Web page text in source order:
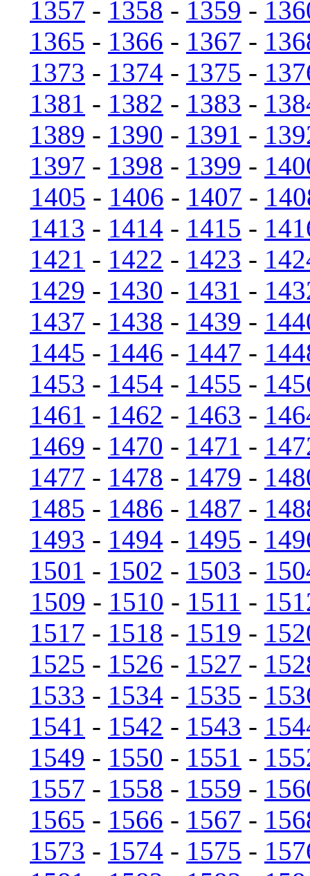
1357 - 1358 - 1359 -
1365 - 1366 - 1367 -
1373 - 1374 - 1375 -
1381 - 1382 - 1383 -
1389 - 1390 - 1391 -
1397 - 1398 - 1399 -
1405 - 1406 - 1407 -
1413 - 1414 - 1415 -
1421 - 1422 - 1423 -
1429 - 1430 - 1431 -
1437 - 1438 - 1439 -
1445 - 1446 - 1447 -
1453 - 1454 - 1455 -
1461 - 1462 - 1463 -
1469 - 1470 - 1471 -
1477 - 1478 - 1479 -
1485 - 1486 - 1487 -
1493 - 1494 - 1495 -
1501 - 1502 - 1503 -
1509 - 1510 - 1511 -
1517 - 1518 - 1519 -
1525 - 1526 - 1527 -
1533 - 1534 - 1535 -
1541 - 1542 - 1543 -
1549 - 1550 - 1551 -
1557 - 1558 - 1559 -
1565 - 1566 - 1567 -
1573 - 1574 - 1575 -